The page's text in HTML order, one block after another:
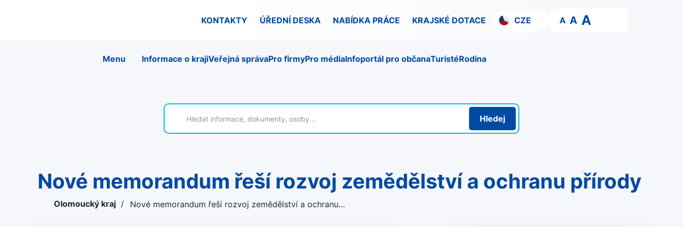
KONTAKTY ÚŘEDNÍ DESKA NABÍDKA PRÁCE KRAJSKÉ DOTACE CZE A A A
Menu Informace o krajiVeřejná správaPro firmyPro médiaInfoportál pro občanaTuristéRodina
Hledej
Nové memorandum řeší rozvoj zemědělství a ochranu přírody
Olomoucký kraj / Nové memorandum řeší rozvoj zemědělství a ochranu…